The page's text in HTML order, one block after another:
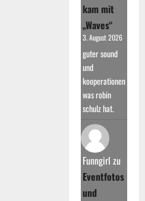
kam mit
„Waves“
3. August 2026
guter sound
und
kooperationen
was robin
schulz hat.
Funngirl zu
Eventfotos
und